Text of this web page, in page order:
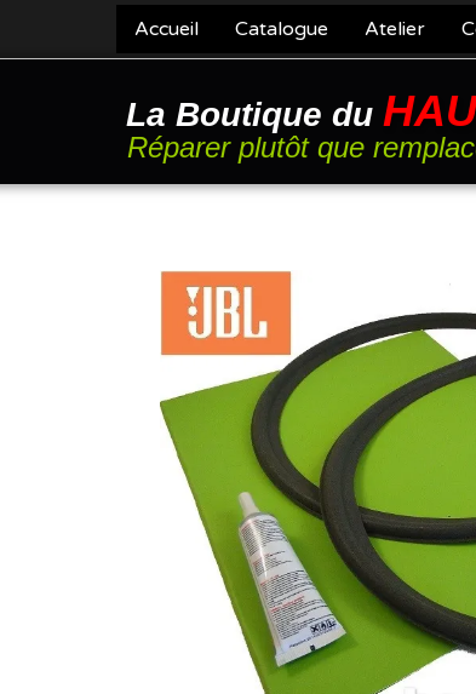
Accueil Catalogue Atelier
La Boutique du
Réparer plutôt que